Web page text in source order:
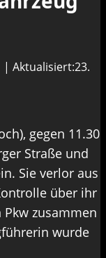
| Aktualisiert:23.
gegen 11.30
Straße und
Sie verlor aus
über ihr
zusammen
wurde